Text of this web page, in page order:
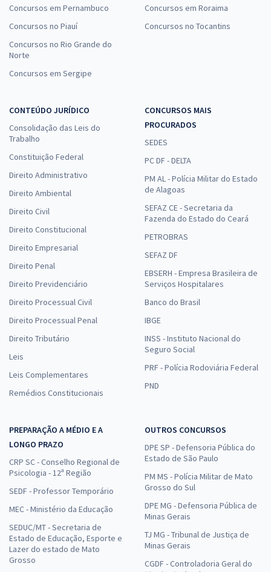
Concursos em Pernambuco
Concursos no Piauí
Concursos no Rio Grande do
Norte
Concursos em Sergipe
Concursos em Roraima
Concursos no Tocantins
CONTEÚDO JURÍDICO
Consolidação das Leis do
Trabalho
Constituição Federal
Direito Administrativo
Direito Ambiental
Direito Civil
Direito Constitucional
Direito Empresarial
Direito Penal
Direito Previdenciário
Direito Processual Civil
Direito Processual Penal
Direito Tributário
Leis
Leis Complementares
Remédios Constitucionais
CONCURSOS MAIS
PROCURADOS
SEDES
PC DF - DELTA
PM AL - Polícia Militar do Estado
de Alagoas
SEFAZ CE - Secretaria da
Fazenda do Estado do Ceará
PETROBRAS
SEFAZ DF
EBSERH - Empresa Brasileira de
Serviços Hospitalares
Banco do Brasil
IBGE
INSS - Instituto Nacional do
Seguro Social
PRF - Polícia Rodoviária Federal
PND
PREPARAÇÃO A MÉDIO E A
LONGO PRAZO
CRP SC - Conselho Regional de
Psicologia - 12ª Região
SEDF - Professor Temporário
MEC - Ministério da Educação
SEDUC/MT - Secretaria de
Estado de Educação, Esporte e
Lazer do estado de Mato
Grosso
OUTROS CONCURSOS
DPE SP - Defensoria Pública do
Estado de São Paulo
PM MS - Polícia Militar de Mato
Grosso do Sul
DPE MG - Defensoria Pública de
Minas Gerais
TJ MG - Tribunal de Justiça de
Minas Gerais
CGDF - Controladoria Geral do